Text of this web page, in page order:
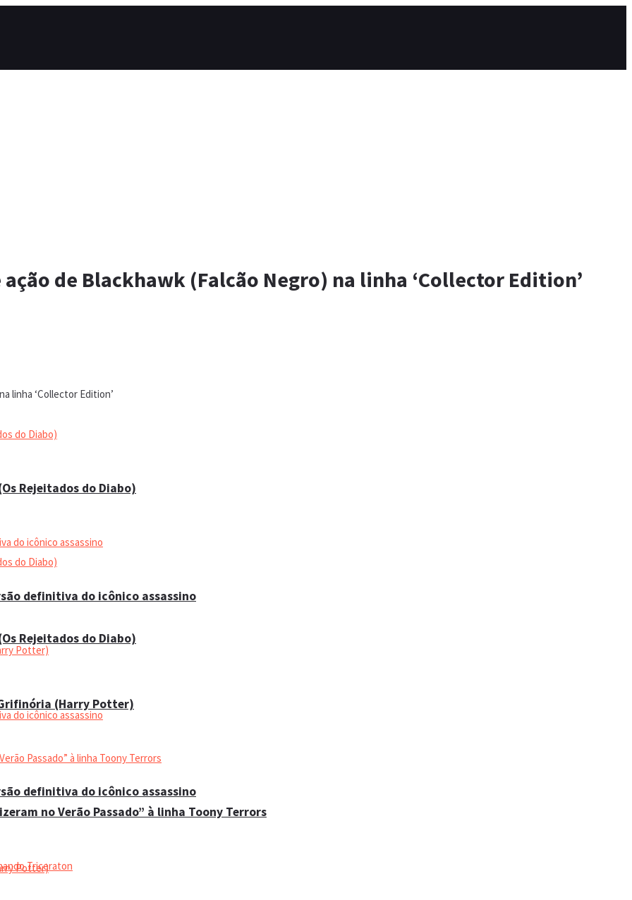
Rejeitados do Diabo)
definitiva do icônico assassino
Rejeitados do Diabo)
definitiva do icônico assassino
(Harry Potter)
no Verão Passado” à linha Toony Terrors
de Blackhawk (Falcão Negro) na linha ‘Collector Edition’